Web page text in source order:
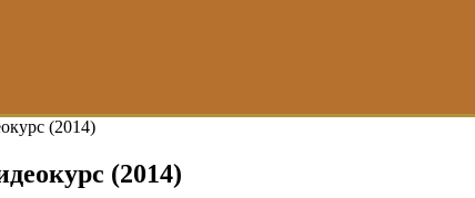
(2014)
(2014)